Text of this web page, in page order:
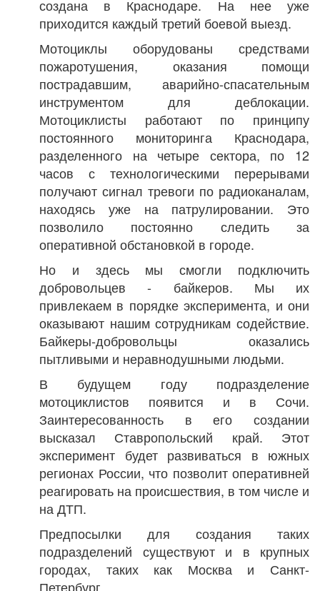
создана в Краснодаре. На нее уже
приходится каждый третий боевой выезд.
Мотоциклы оборудованы средствами
пожаротушения, оказания помощи
пострадавшим, аварийно-спасательным
инструментом для деблокации.
Мотоциклисты работают по принципу
постоянного мониторинга Краснодара,
разделенного на четыре сектора, по 12
часов с технологическими перерывами
получают сигнал тревоги по радиоканалам,
находясь уже на патрулировании. Это
позволило постоянно следить за
оперативной обстановкой в городе.
Но и здесь мы смогли подключить
добровольцев - байкеров. Мы их
привлекаем в порядке эксперимента, и они
оказывают нашим сотрудникам содействие.
Байкеры-добровольцы оказались
пытливыми и неравнодушными людьми.
В будущем году подразделение
мотоциклистов появится и в Сочи.
Заинтересованность в его создании
высказал Ставропольский край. Этот
эксперимент будет развиваться в южных
регионах России, что позволит оперативней
реагировать на происшествия, в том числе и
на ДТП.
Предпосылки для создания таких
подразделений существуют и в крупных
городах, таких как Москва и Санкт-
Петербург.